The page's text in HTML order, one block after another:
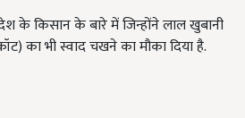
के किसान के बारे में जिन्होंने लाल खुबानी
का भी स्वाद चखने का मौका दिया है.